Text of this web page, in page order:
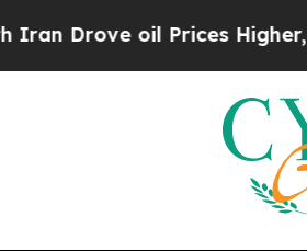
Higher, Trump Gave